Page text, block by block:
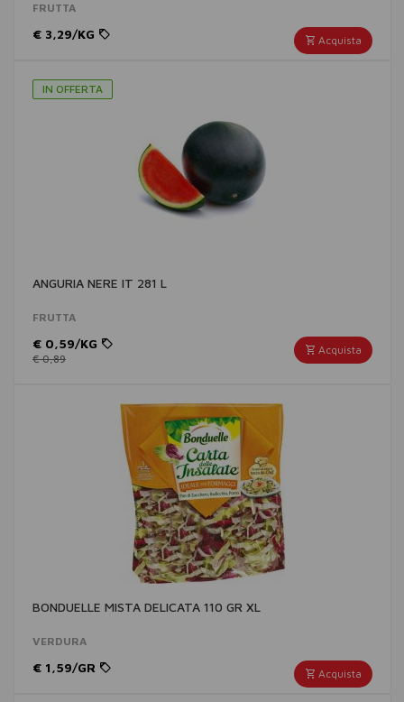
FRUTTA
Acquista
€ 3,29/KG
IN OFFERTA
ANGURIA NERE IT 281 L
FRUTTA
Acquista
€ 0,59/KG
€ 0,89
BONDUELLE MISTA DELICATA 110 GR XL
VERDURA
Acquista
€ 1,59/GR